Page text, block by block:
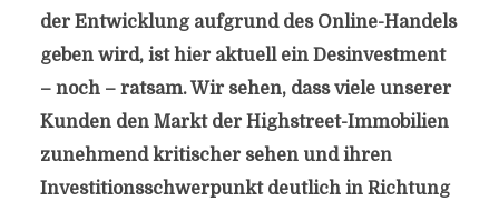
der Entwicklung aufgrund des Online-Handels
geben wird, ist hier aktuell ein Desinvestment
– noch – ratsam. Wir sehen, dass viele unserer
Kunden den Markt der Highstreet-Immobilien
zunehmend kritischer sehen und ihren
Investitionsschwerpunkt deutlich in Richtung